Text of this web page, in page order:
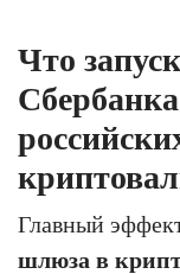
Что
Главный
шлюза в